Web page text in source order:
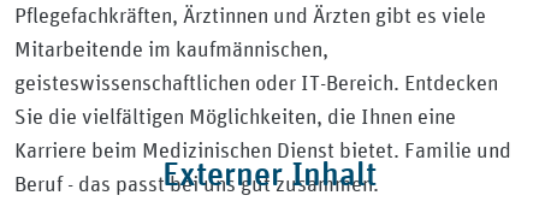
Pflegefachkräften, Ärztinnen und Ärzten gibt es viele
Mitarbeitende im kaufmännischen,
geisteswissenschaftlichen oder IT-Bereich. Entdecken
Sie die vielfältigen Möglichkeiten, die Ihnen eine
Karriere beim Medizinischen Dienst bietet. Familie und
Beruf - das passt bei uns gut zusammen.
Externer Inhalt